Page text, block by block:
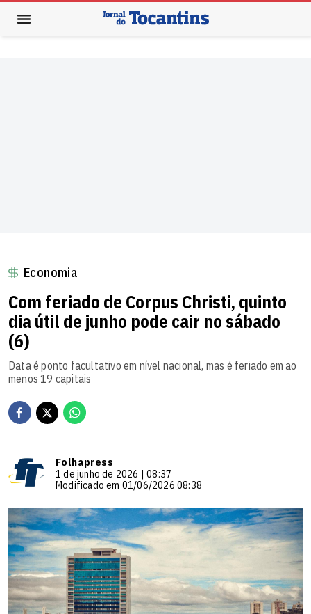
Economia
Com feriado de Corpus Christi, quinto
dia útil de junho pode cair no sábado
(6)
Data é ponto facultativo em nível nacional, mas é feriado em ao
menos 19 capitais
Folhapress
1 de junho de 2026 | 08:37
Modificado em 01/06/2026 08:38